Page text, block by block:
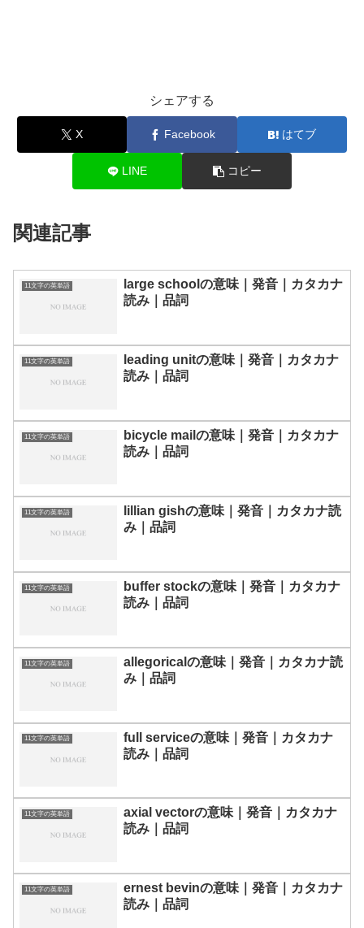
シェアする
X Facebook はてブ
LINE コピー
関連記事
11文字の英単語
large schoolの意味｜発音｜カタカナ
読み｜品詞
11文字の英単語
leading unitの意味｜発音｜カタカナ
読み｜品詞
11文字の英単語
bicycle mailの意味｜発音｜カタカナ
読み｜品詞
11文字の英単語
lillian gishの意味｜発音｜カタカナ読
み｜品詞
11文字の英単語
buffer stockの意味｜発音｜カタカナ
読み｜品詞
11文字の英単語
allegoricalの意味｜発音｜カタカナ読
み｜品詞
11文字の英単語
full serviceの意味｜発音｜カタカナ
読み｜品詞
11文字の英単語
axial vectorの意味｜発音｜カタカナ
読み｜品詞
11文字の英単語
ernest bevinの意味｜発音｜カタカナ
読み｜品詞